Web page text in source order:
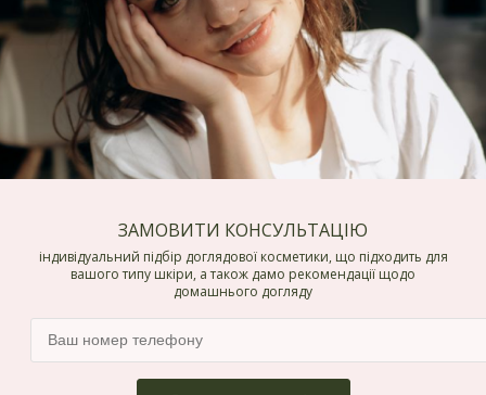
ЗАМОВИТИ КОНСУЛЬТАЦІЮ
індивідуальний підбір доглядової косметики, що підходить для
вашого типу шкіри, а також дамо рекомендації щодо
домашнього догляду